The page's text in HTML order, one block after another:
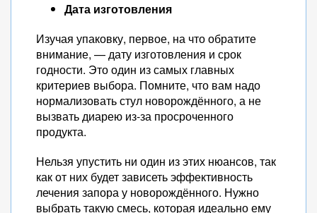
Дата изготовления
Изучая упаковку, первое, на что обратите
внимание, — дату изготовления и срок
годности. Это один из самых главных
критериев выбора. Помните, что вам надо
нормализовать стул новорождённого, а не
вызвать диарею из-за просроченного
продукта.
Нельзя упустить ни один из этих нюансов, так
как от них будет зависеть эффективность
лечения запора у новорождённого. Нужно
выбрать такую смесь, которая идеально ему